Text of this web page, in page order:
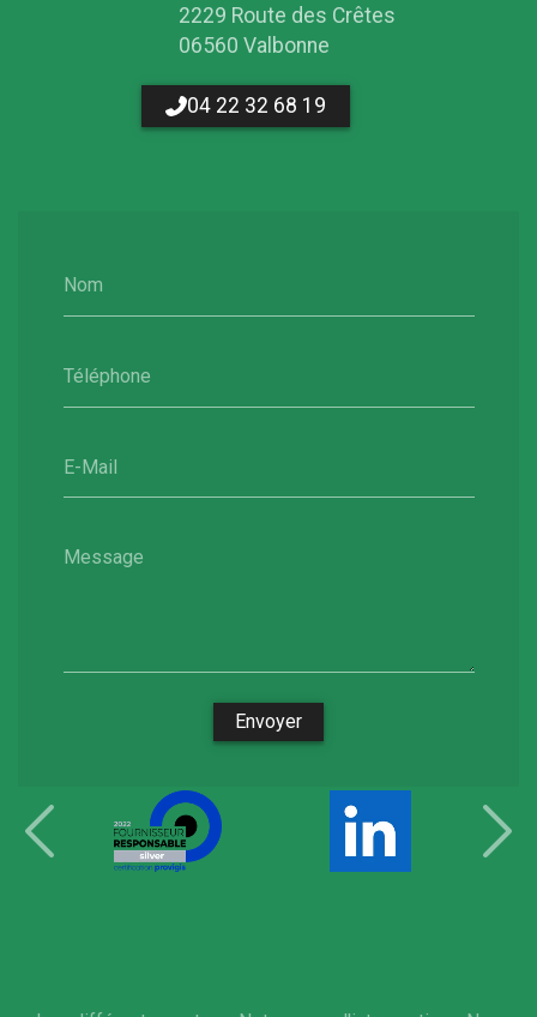
Nom
Téléphone
E-Mail
Message
Envoyer
2229 Route des Crêtes
06560 Valbonne
04 22 32 68 19